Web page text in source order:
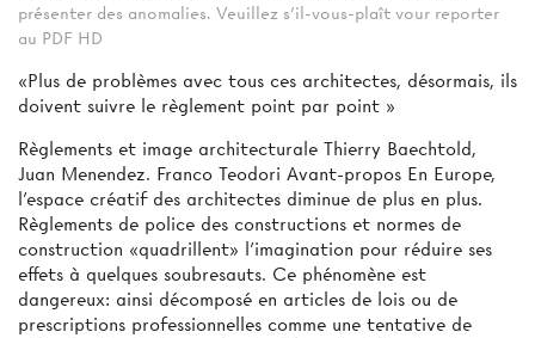
présenter des anomalies. Veuillez s'il-vous-plaît vour reporter
au PDF HD
«Plus de problèmes avec tous ces architectes, désormais, ils
doivent suivre le règlement point par point »
Règlements et image architecturale Thierry Baechtold,
Juan Menendez. Franco Teodori Avant-propos En Europe,
l'espace créatif des architectes diminue de plus en plus.
Règlements de police des constructions et normes de
construction «quadrillent» l'imagination pour réduire ses
effets à quelques soubresauts. Ce phénomène est
dangereux: ainsi décomposé en articles de lois ou de
prescriptions professionnelles comme une tentative de